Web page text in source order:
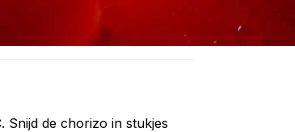
Snijd de chorizo in stukjes